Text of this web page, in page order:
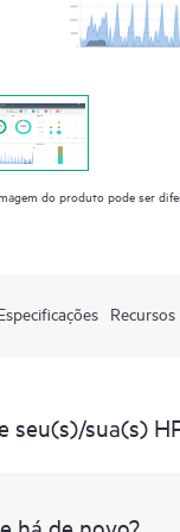
do produto pode ser
seu(s)/sua(s)